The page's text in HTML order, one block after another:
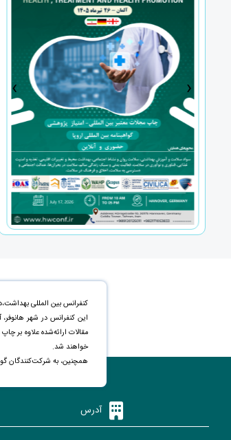
› ‹
کنفرانس بین المللی
این کنفرانس در شهر
خواهند شد.
همچنین، به شرکت‌کنندگان
آدرس